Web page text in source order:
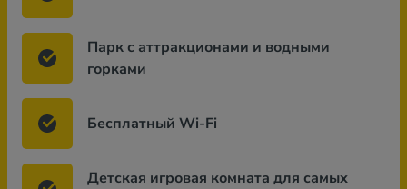
Парк с аттракционами и водными
горками
Бесплатный Wi-Fi
Детская игровая комната для самых